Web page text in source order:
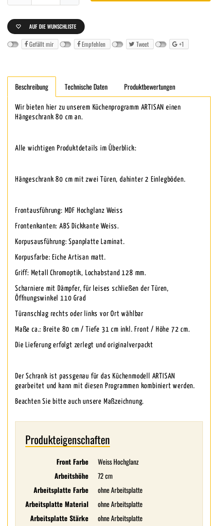
AUF DIE WUNSCHLISTE
Gefällt mir Empfehlen Tweet +1
Beschreibung Technische Daten Produktbewertungen
Wir bieten hier zu unserem Küchenprogramm ARTISAN einen
Hängeschrank 80 cm an.
Alle wichtigen Produktdetails im Überblick:
Hängeschrank 80 cm mit zwei Türen, dahinter 2 Einlegböden.
Frontausführung: MDF Hochglanz Weiss
Frontenkanten: ABS Dickkante Weiss.
Korpusausführung: Spanplatte Laminat.
Korpusfarbe: Eiche Artisan matt.
Griff: Metall Chromoptik, Lochabstand 128 mm.
Scharniere mit Dämpfer, für leises schließen der Türen,
Öffnungswinkel 110 Grad
Türanschlag rechts oder links vor Ort wählbar
Maße ca.: Breite 80 cm / Tiefe 31 cm inkl. Front / Höhe 72 cm.
Die Lieferung erfolgt zerlegt und originalverpackt
Der Schrank ist passgenau für das Küchenmodell ARTISAN
gearbeitet und kann mit diesen Programmen kombiniert werden.
Beachten Sie bitte auch unsere Maßzeichnung.
Produkteigenschaften
Front Farbe
Weiss Hochglanz
Arbeitshöhe
72 cm
Arbeitsplatte Farbe
ohne Arbeitsplatte
Arbeitsplatte Material
ohne Arbeitsplatte
Arbeitsplatte Stärke
ohne Arbeitsplatte